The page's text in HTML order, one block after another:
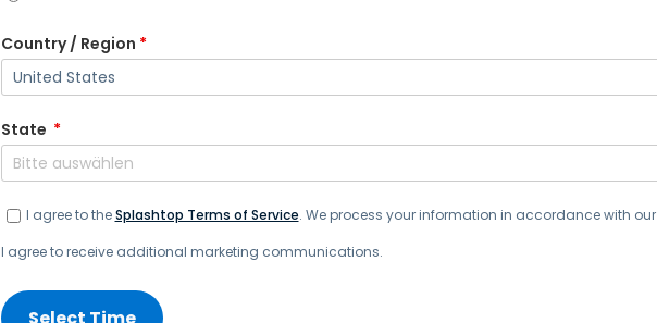
Country / Region *
State *
I agree to theSplashtop Terms of Service. We process your information in accordance with our
I agree to receive additional marketing communications.